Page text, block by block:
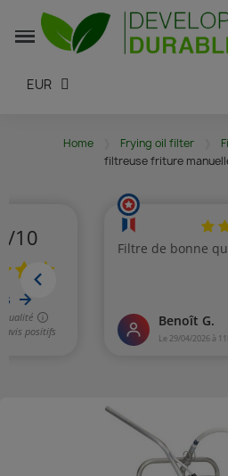
EUR
Home Frying oil filter
filtreuse friture